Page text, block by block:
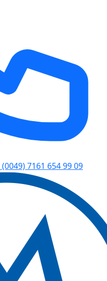
(0049) 7161 654 99 09